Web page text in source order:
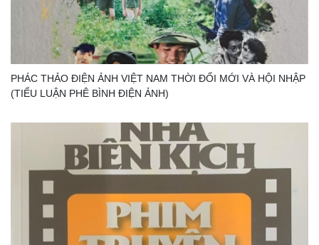
PHÁC THẢO ĐIỆN ẢNH VIỆT NAM THỜI ĐỔI MỚI VÀ HỘI NHẬP
(TIỂU LUẬN PHÊ BÌNH ĐIỆN ẢNH)